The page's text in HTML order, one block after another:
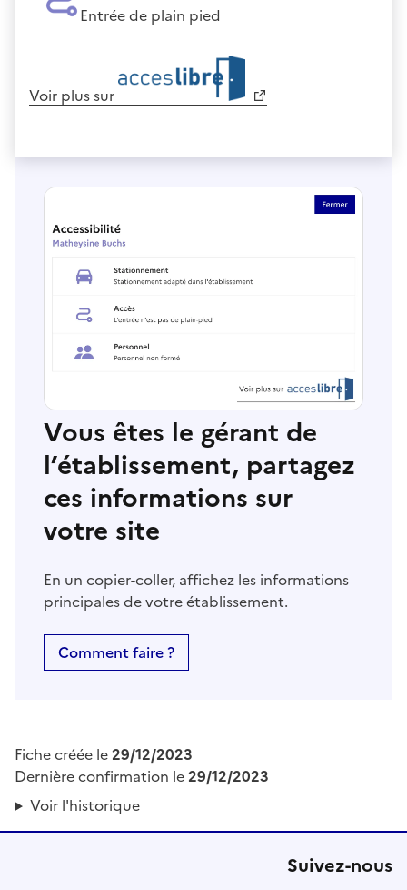
Entrée de plain pied
Voir plus sur
Vous êtes le gérant de
l’établissement, partagez
ces informations sur
votre site
En un copier-coller, affichez les informations
principales de votre établissement.
Comment faire ?
Fiche créée le29/12/2023
Dernière confirmation le29/12/2023
Voir l'historique
Suivez-nous